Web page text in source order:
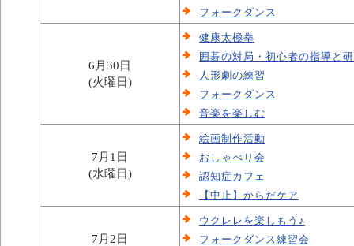
フォークダンス
6月30日
(火曜日)
健康太極拳
囲碁の対局・初心者の指導と
人形劇の練習
フォークダンス
音楽を楽しむ
7月1日
(水曜日)
絵画制作活動
おしゃべり会
認知症カフェ
【中止】からだケア
7月2日
ウクレレを楽しもう♪
フォークダンス練習会